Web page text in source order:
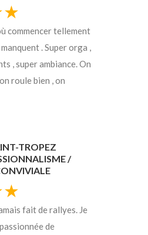
commencer tellement
. Super orga ,
, super ambiance. On
roule bien , on
TROPEZ
/
fait de rallyes. Je
de